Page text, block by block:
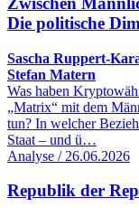
Die politische
Sascha Ruppert-
Stefan Matern
Was haben
„Matrix“ mit dem
tun? In welcher
Staat – und ü…
Analyse / 26.06.2026
Republik der